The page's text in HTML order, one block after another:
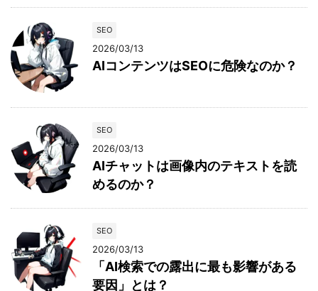
SEO
2026/03/13
AIコンテンツはSEOに危険なのか？
SEO
2026/03/13
AIチャットは画像内のテキストを読
めるのか？
SEO
2026/03/13
「AI検索での露出に最も影響がある
要因」とは？